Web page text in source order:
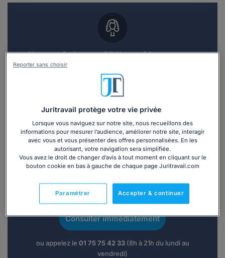
Vous souhaitez un RDV en cabinet avec un
Recevoir des devis d'avocats
3 devis en 48h
Vous souhaitez une consultation par
téléphone ?
Consulter immédiatement
ou appelez le 01 75 75 42 33(8h à 21h du lundi au
vendredi)
Juritravail protège votre vie privée
Lorsque vous naviguez sur notre site, nous recueillons des
informations pour mesurer l’audience, améliorer notre site, interagir
avec vous et vous présenter des offres personnalisées. En les
autorisant, votre navigation sera simplifiée.
Vous avez le droit de changer d’avis à tout moment en cliquant sur le
bouton cookie en bas à gauche de chaque page Juritravail.com
Accepter & continuer
Paramétrer
Reporter sans choisir